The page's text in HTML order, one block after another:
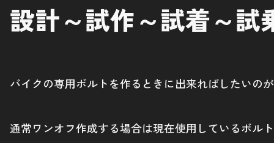
設計～試作～試着～試
バイクの専用ボルトを作るときに出来ればしたいの
通常ワンオフ作成する場合は現在使用しているボル